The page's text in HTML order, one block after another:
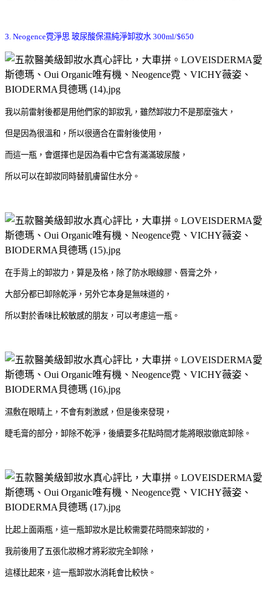
3. Neogence霓淨思 玻尿酸保濕純淨卸妝水 300ml/$650
我以前雷射後都是用他們家的卸妝乳，雖然卸妝力不是那麼強大，
但是因為很溫和，所以很適合在雷射後使用，
而這一瓶，會選擇也是因為看中它含有滿滿玻尿酸，
所以可以在卸妝同時替肌膚留住水分。
在手背上的卸妝力，算是及格，除了防水眼線膠、唇膏之外，
大部分都已卸除乾淨，另外它本身是無味道的，
所以對於香味比較敏感的朋友，可以考慮這一瓶。
濕敷在眼睛上，不會有刺激感，但是後來發現，
睫毛膏的部分，卸除不乾淨，後續要多花點時間才能將眼妝徹底卸除。
比起上面兩瓶，這一瓶卸妝水是比較需要花時間來卸妝的，
我前後用了五張化妝棉才將彩妝完全卸除，
這樣比起來，這一瓶卸妝水消耗會比較快。